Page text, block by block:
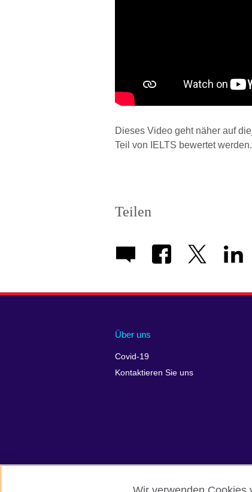
Dieses Video geht näher auf
Teil von IELTS bewertet werden.
Teilen
Über uns
Covid-19
Kontaktieren Sie uns